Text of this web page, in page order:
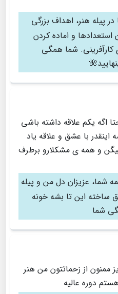
در پیله هنر، اهداف بزرگی
استعدادها و اماده کردن
کارآفرینی. شما همگی
اگه یکم علاقه داشته باشی
اینقدر با عشق و علاقه یاد
و همه ی مشکلارو برطرف
شما، عزیزان دل من و پیله
ساخته این تا بشه خونه
شما
از زحماتتون من هنر
دوره عالیه